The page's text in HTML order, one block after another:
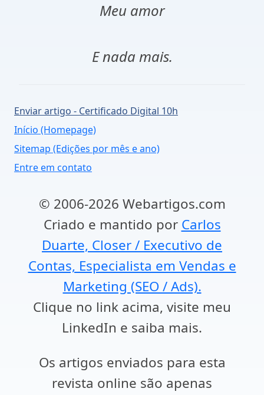
Meu amor
E nada mais.
Enviar artigo - Certificado Digital 10h
Início (Homepage)
Sitemap (Edições por mês e ano)
Entre em contato
© 2006-2026 Webartigos.com
Criado e mantido por Carlos
Duarte, Closer / Executivo de
Contas, Especialista em Vendas e
Marketing (SEO / Ads).
Clique no link acima, visite meu
LinkedIn e saiba mais.
Os artigos enviados para esta
revista online são apenas